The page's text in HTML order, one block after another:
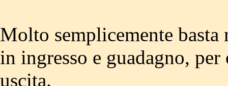
Molto semplicemente
in ingresso e guadagno,
uscita.